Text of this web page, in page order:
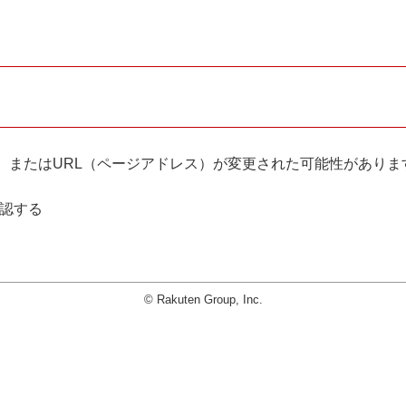
たはURL（ページアドレス）が変更された可能性がありま
する
© Rakuten Group, Inc.